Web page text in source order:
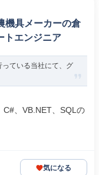
機具メーカーの倉
トエンジニア
ている当社にて、グ
C#、VB.NET、SQLの
気になる